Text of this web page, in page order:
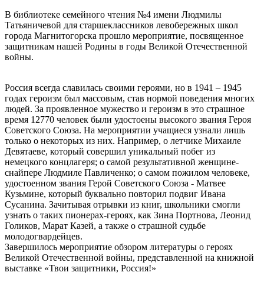
В библиотеке семейного чтения №4 имени Людмилы
Татьяничевой для старшеклассников левобережных школ
города Магнитогорска прошло мероприятие, посвященное
защитникам нашей Родины в годы Великой Отечественной
войны.
Россия всегда славилась своими героями, но в 1941 – 1945
годах героизм был массовым, став нормой поведения многих
людей. За проявленное мужество и героизм в это страшное
время 12770 человек были удостоены высокого звания Героя
Советского Союза. На мероприятии учащиеся узнали лишь
только о некоторых из них. Например, о летчике Михаиле
Девятаеве, который совершил уникальный побег из
немецкого концлагеря; о самой результативной женщине-
снайпере Людмиле Павличенко; о самом пожилом человеке,
удостоенном звания Герой Советского Союза - Матвее
Кузьмине, который буквально повторил подвиг Ивана
Сусанина. Зачитывая отрывки из книг, школьники смогли
узнать о таких пионерах-героях, как Зина Портнова, Леонид
Голиков, Марат Казей, а также о страшной судьбе
молодогвардейцев.
Завершилось мероприятие обзором литературы о героях
Великой Отечественной войны, представленной на книжной
выставке «Твои защитники, Россия!»